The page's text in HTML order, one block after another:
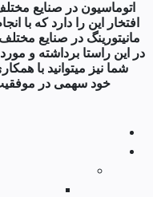
اتوماسیون در صنایع
مانیتورینگ در صنایع
در این راستا برداشته و
شما نیز میتوانید با
خود سهمی در